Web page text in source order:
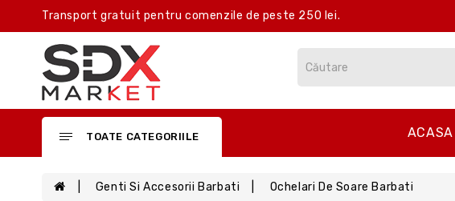
Transport gratuit pentru comenzile de peste 250 lei.
TOATE CATEGORIILE ACASA
Genti Si Accesorii Barbati Ochelari De Soare Barbati